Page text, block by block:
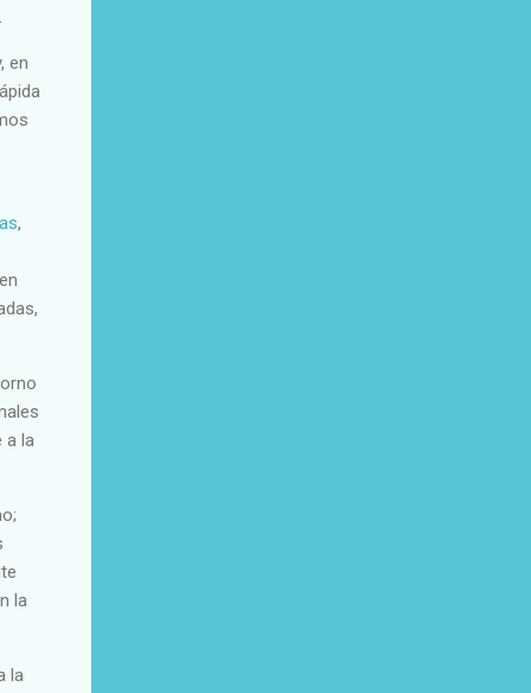
en
,
a la
la
la